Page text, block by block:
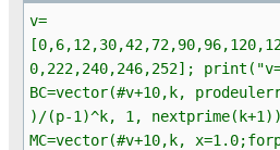
v=
0,222,240,246,252];
BC=vector(#v+10,k,
)/(p-1)^k, 1,
MC=vector(#v+10,k,